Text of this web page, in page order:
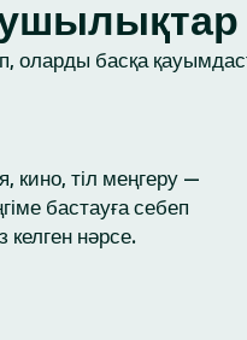
басқа
кино, тіл меңгеру —
бастауға себеп
келген нәрсе.